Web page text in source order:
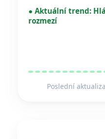
● Aktuální trend:
rozmezí
Poslední